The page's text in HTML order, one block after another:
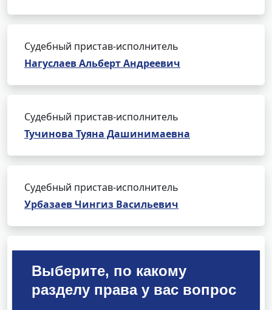
Судебный пристав-исполнитель
Нагуслаев Альберт Андреевич
Судебный пристав-исполнитель
Тучинова Туяна Дашинимаевна
Судебный пристав-исполнитель
Урбазаев Чингиз Васильевич